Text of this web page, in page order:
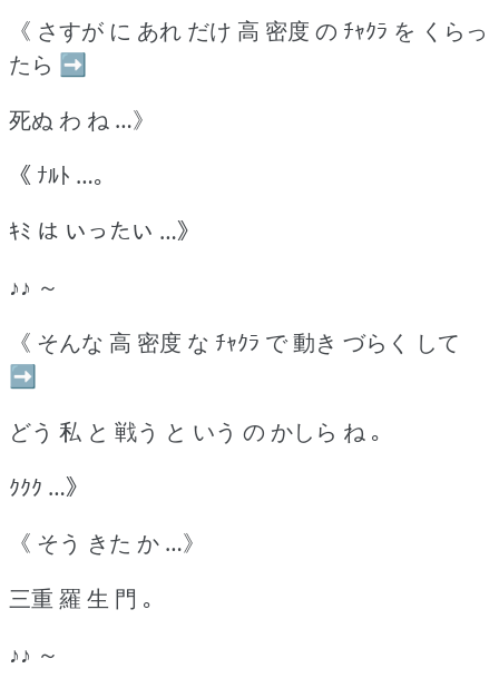
《 さすが に あれ だけ 高 密度 の ﾁｬｸﾗ を くらっ
たら ➡
死ぬ わ ね …》
《 ﾅﾙﾄ …｡
ｷﾐ は いったい …》
♪♪ ～
《 そんな 高 密度 な ﾁｬｸﾗ で 動き づらく して
➡
どう 私 と 戦う と いう の かしら ね ｡
ｸｸｸ …》
《 そう きた か …》
三重 羅 生 門 ｡
♪♪ ～